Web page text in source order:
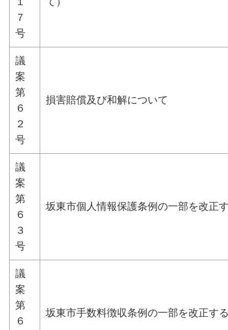
７
号
議
案
第
６
２
号
損害賠償及び和解について
議
案
第
６
３
号
坂東市個人情報保護条例の一部を改正
議
案
第
６
坂東市手数料徴収条例の一部を改正す